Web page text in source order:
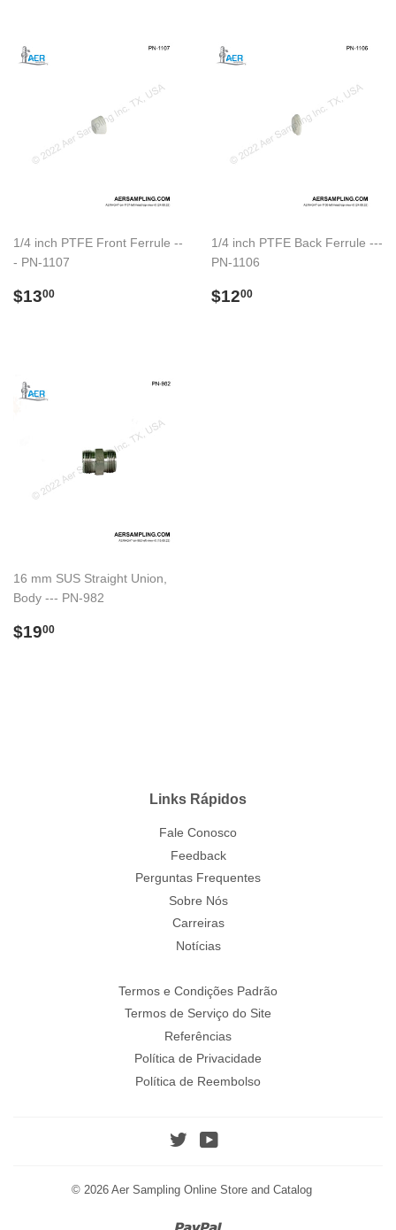
1/4 inch PTFE Front Ferrule --
- PN-1107
Preço
$1300
1/4 inch PTFE Back Ferrule ---
PN-1106
Preço
$1200
16 mm SUS Straight Union,
Body --- PN-982
Preço
$1900
Links Rápidos
Fale Conosco
Feedback
Perguntas Frequentes
Sobre Nós
Carreiras
Notícias
Termos e Condições Padrão
Termos de Serviço do Site
Referências
Política de Privacidade
Política de Reembolso
Twitter
© 2026 Aer Sampling Online Store and Catalog